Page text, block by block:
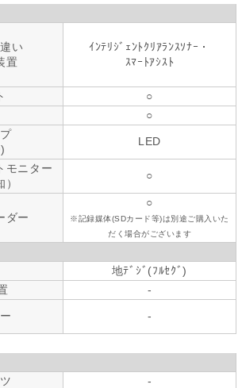
い
置
ｲﾝﾃﾘｼﾞｪﾝﾄｸﾘｱﾗﾝｽｿﾅｰ・
ｽﾏｰﾄｱｼｽﾄ
○
○
LED
モニター
○
ダー
○
※記録媒体(SDカード等)は別途ご購入いた
だく場合がございます
地ﾃﾞｼﾞ(ﾌﾙｾｸﾞ)
-
-
-